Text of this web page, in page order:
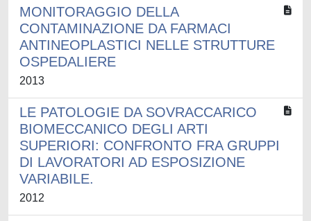
MONITORAGGIO DELLA
CONTAMINAZIONE DA FARMACI
ANTINEOPLASTICI NELLE STRUTTURE
OSPEDALIERE
2013
LE PATOLOGIE DA SOVRACCARICO
BIOMECCANICO DEGLI ARTI
SUPERIORI: CONFRONTO FRA GRUPPI
DI LAVORATORI AD ESPOSIZIONE
VARIABILE.
2012